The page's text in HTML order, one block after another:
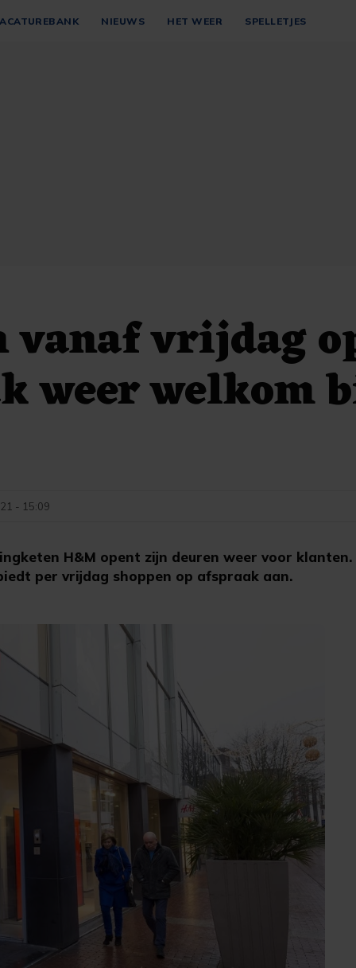
NIEUWS HET WEER SPELLETJES
vanaf vrijdag
weer welkom
H&M opent zijn deuren weer voor
per vrijdag shoppen op afspraak aan.
- 15:09